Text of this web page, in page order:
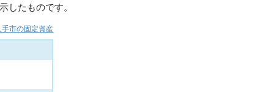
したものです。
手市の固定資産